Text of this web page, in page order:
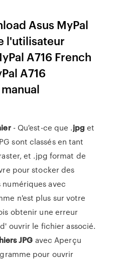
Asus MyPal
l'utilisateur
A716 French
A716
- Qu'est-ce que .jpg et
sont classés en tant
et .jpg format de
pour stocker des
avec
n'est plus sur votre
obtenir une erreur
ouvrir le fichier associé.
JPG avec Aperçu
pour ouvrir